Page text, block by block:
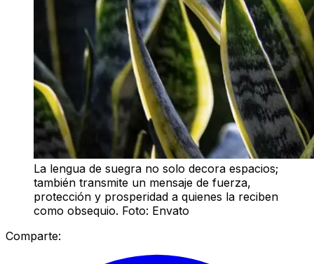
La lengua de suegra no solo decora espacios;
también transmite un mensaje de fuerza,
protección y prosperidad a quienes la reciben
como obsequio. Foto: Envato
Comparte: